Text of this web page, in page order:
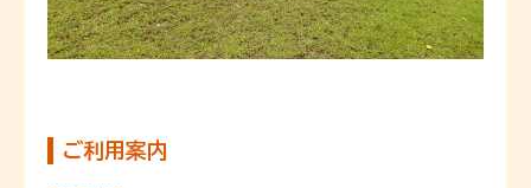
ご利用案内